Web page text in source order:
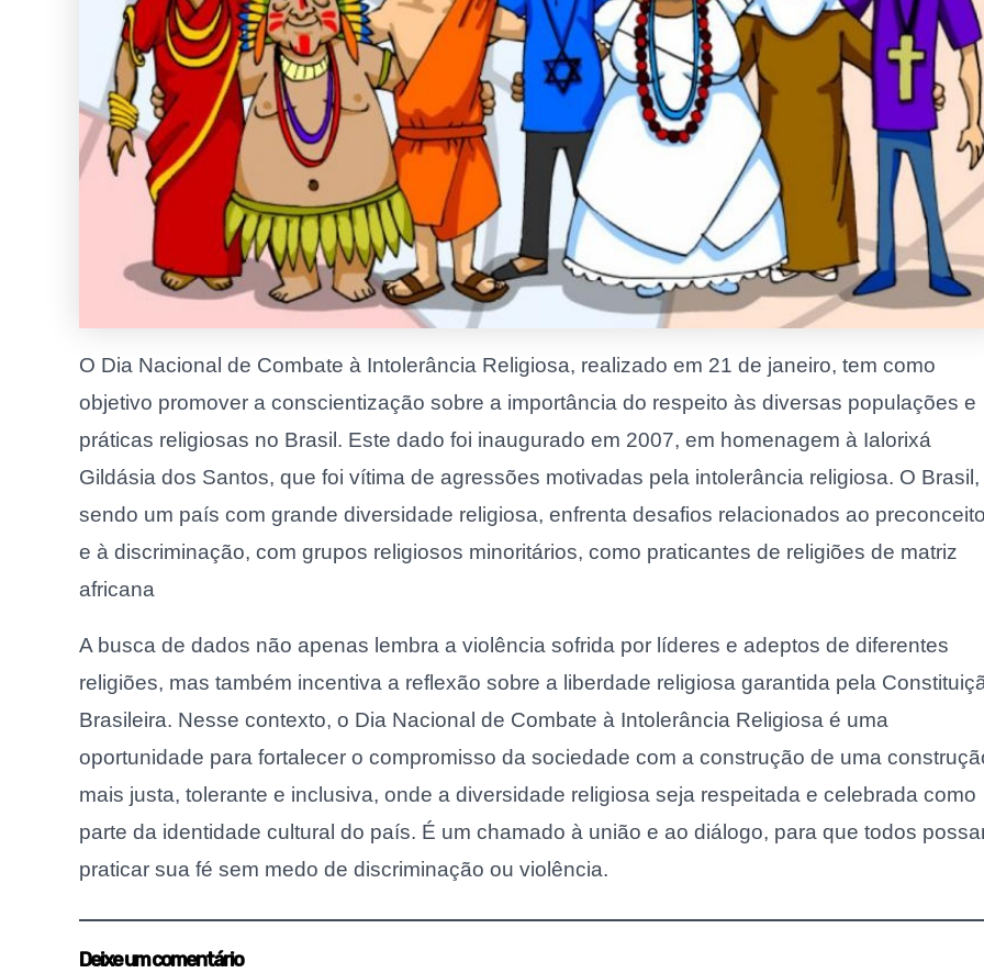
O Dia Nacional de Combate à Intolerância Religiosa, realizado em 21 de janeiro, tem como
objetivo promover a conscientização sobre a importância do respeito às diversas populações e
práticas religiosas no Brasil. Este dado foi inaugurado em 2007, em homenagem à Ialorixá
Gildásia dos Santos, que foi vítima de agressões motivadas pela intolerância religiosa. O Brasil,
sendo um país com grande diversidade religiosa, enfrenta desafios relacionados ao
e à discriminação, com grupos religiosos minoritários, como praticantes de religiões de matriz
africana
A busca de dados não apenas lembra a violência sofrida por líderes e adeptos de diferentes
religiões, mas também incentiva a reflexão sobre a liberdade religiosa garantida pela
Brasileira. Nesse contexto, o Dia Nacional de Combate à Intolerância Religiosa é uma
oportunidade para fortalecer o compromisso da sociedade com a construção de uma
mais justa, tolerante e inclusiva, onde a diversidade religiosa seja respeitada e celebrada como
parte da identidade cultural do país. É um chamado à união e ao diálogo, para que todos
praticar sua fé sem medo de discriminação ou violência.
Deixe um comentário